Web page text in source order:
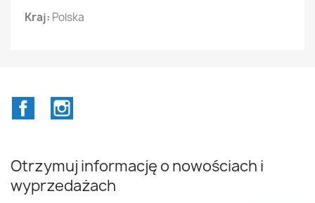
Kraj: Polska
Facebook
Otrzymuj informację o nowościach i
wyprzedażach